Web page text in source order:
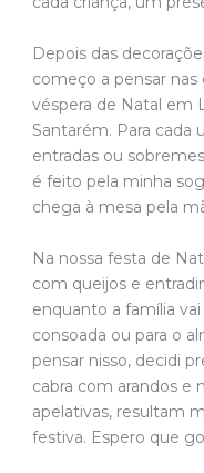
Depois das
começo a pensar nas
véspera de Natal em
Santarém. Para cada
entradas ou
é feito pela minha
chega à mesa pela
Na nossa festa de
com queijos e
enquanto a família
consoada ou para o
pensar nisso, decidi
cabra com arandos e
apelativas, resultam
festiva. Espero que